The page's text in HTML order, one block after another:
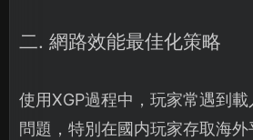
二. 網路效能最佳化策略
使用XGP過程中，玩家常遇到
問題，特別在國内玩家存取海